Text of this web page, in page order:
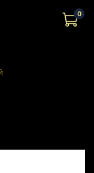
0